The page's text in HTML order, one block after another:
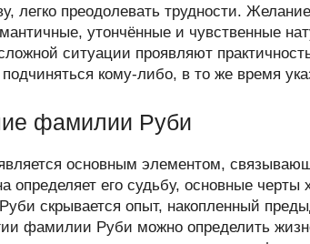
легко преодолевать трудности.
утончённые и чувственные
ситуации проявляют
кому-либо, в то же время
фамилии Руби
основным элементом,
определяет его судьбу, основные
скрывается опыт, накопленный
фамилии Руби можно определить